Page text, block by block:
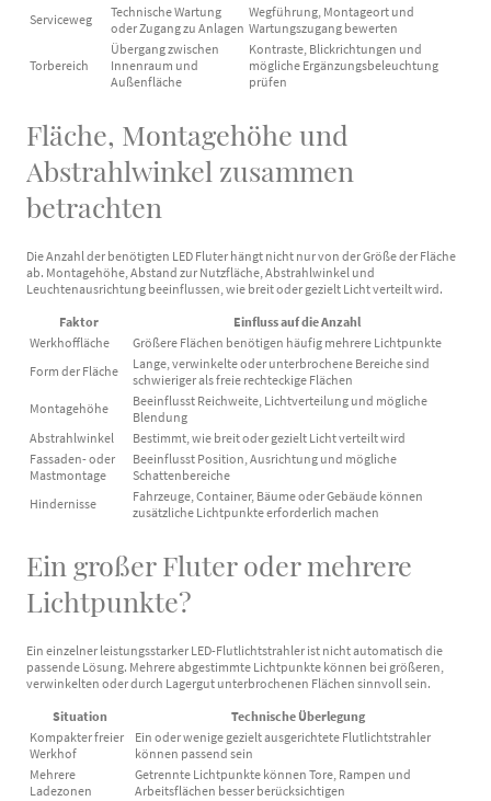
Serviceweg
Technische Wartung
oder Zugang zu Anlagen
Wegführung, Montageort und
Wartungszugang bewerten
Torbereich
Übergang zwischen
Innenraum und
Außenfläche
Kontraste, Blickrichtungen und
mögliche Ergänzungsbeleuchtung
prüfen
Fläche, Montagehöhe und
Abstrahlwinkel zusammen
betrachten
Die Anzahl der benötigten LED Fluter hängt nicht nur von der Größe der Fläche
ab. Montagehöhe, Abstand zur Nutzfläche, Abstrahlwinkel und
Leuchtenausrichtung beeinflussen, wie breit oder gezielt Licht verteilt wird.
Faktor
Einfluss auf die Anzahl
Werkhoffläche
Größere Flächen benötigen häufig mehrere Lichtpunkte
Form der Fläche
Lange, verwinkelte oder unterbrochene Bereiche sind
schwieriger als freie rechteckige Flächen
Montagehöhe
Beeinflusst Reichweite, Lichtverteilung und mögliche
Blendung
Abstrahlwinkel
Bestimmt, wie breit oder gezielt Licht verteilt wird
Fassaden- oder
Mastmontage
Beeinflusst Position, Ausrichtung und mögliche
Schattenbereiche
Hindernisse
Fahrzeuge, Container, Bäume oder Gebäude können
zusätzliche Lichtpunkte erforderlich machen
Ein großer Fluter oder mehrere
Lichtpunkte?
Ein einzelner leistungsstarker LED-Flutlichtstrahler ist nicht automatisch die
passende Lösung. Mehrere abgestimmte Lichtpunkte können bei größeren,
verwinkelten oder durch Lagergut unterbrochenen Flächen sinnvoll sein.
Situation
Technische Überlegung
Kompakter freier
Werkhof
Ein oder wenige gezielt ausgerichtete Flutlichtstrahler
können passend sein
Mehrere
Ladezonen
Getrennte Lichtpunkte können Tore, Rampen und
Arbeitsflächen besser berücksichtigen